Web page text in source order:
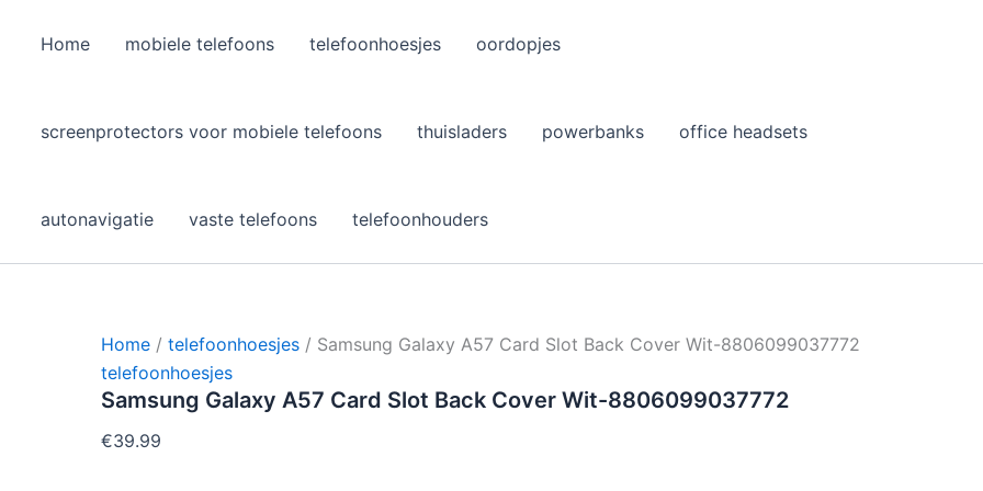
Home mobiele telefoons telefoonhoesjes oordopjes
screenprotectors voor mobiele telefoons thuisladers powerbanks office headsets
autonavigatie vaste telefoons telefoonhouders
Home / telefoonhoesjes / Samsung Galaxy A57 Card Slot Back Cover Wit-8806099037772
telefoonhoesjes
Samsung Galaxy A57 Card Slot Back Cover Wit-8806099037772
€39.99